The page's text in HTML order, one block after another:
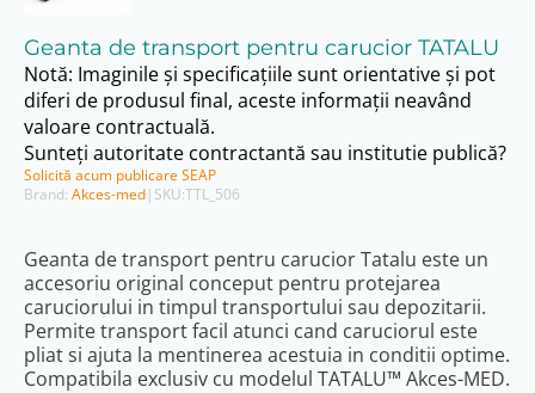
Brand: Akces-med| SKU:TTL_506
Geanta de transport pentru carucior TATALU
Geanta de transport pentru carucior Tatalu este un
accesoriu original conceput pentru protejarea
caruciorului in timpul transportului sau depozitarii.
Permite transport facil atunci cand caruciorul este
pliat si ajuta la mentinerea acestuia in conditii optime.
Compatibila exclusiv cu modelul TATALU™ Akces-MED.
Notă: Imaginile și specificațiile sunt orientative și pot
diferi de produsul final, aceste informații neavând
valoare contractuală.
Sunteți autoritate contractantă sau institutie publică?
Solicită acum publicare SEAP